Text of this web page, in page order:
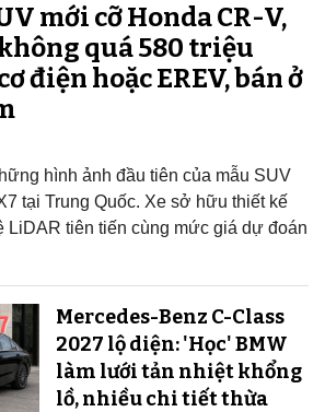
mới cỡ Honda CR-V,
quá 580 triệu
điện hoặc EREV, bán ở
hình ảnh đầu tiên của mẫu SUV
tại Trung Quốc. Xe sở hữu thiết kế
LiDAR tiên tiến cùng mức giá dự đoán
Mercedes-Benz C-Class
2027 lộ diện: 'Học' BMW
làm lưới tản nhiệt khổng
lồ, nhiều chi tiết thừa